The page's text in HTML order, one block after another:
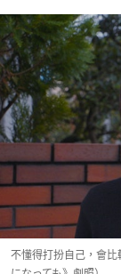
不懂得打扮自己，會